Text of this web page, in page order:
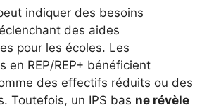
indiquer des besoins
des aides
pour les écoles. Les
en REP/REP+ bénéficient
des effectifs réduits ou des
Toutefois, un IPS bas ne révèle